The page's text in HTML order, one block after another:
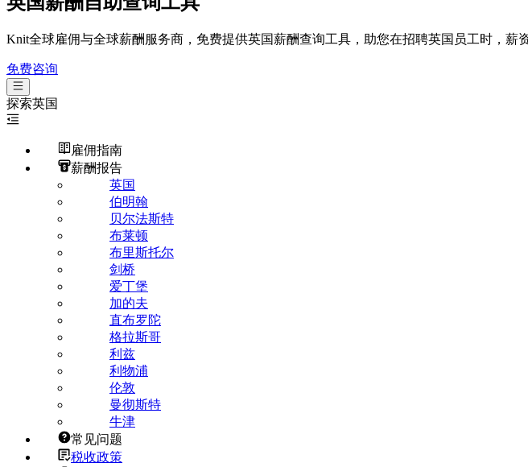
Knit全球雇佣与全球薪酬服务商，免费提供英国薪酬查询工具，助您在招聘英国员工时，薪
免费咨询
探索英国
雇佣指南
薪酬报告
英国
伯明翰
贝尔法斯特
布莱顿
布里斯托尔
剑桥
爱丁堡
加的夫
直布罗陀
格拉斯哥
利兹
利物浦
伦敦
曼彻斯特
牛津
常见问题
税收政策